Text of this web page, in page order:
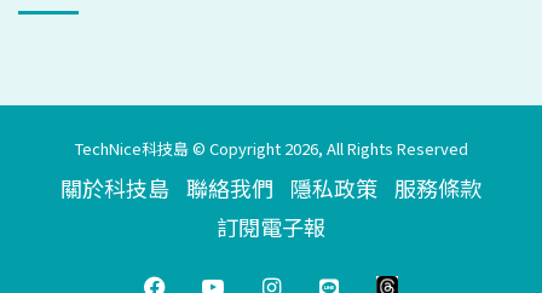
TechNice科技島 © Copyright 2026, All Rights Reserved
關於科技島 聯絡我們 隱私政策 服務條款
訂閱電子報